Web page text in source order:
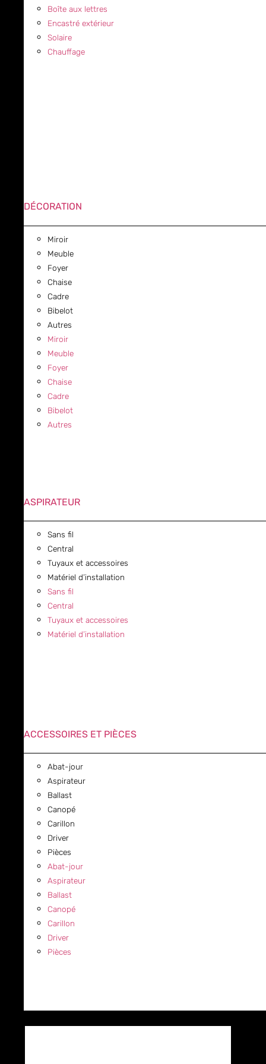
Boîte aux lettres
Encastré extérieur
Solaire
Chauffage
DÉCORATION
Miroir
Meuble
Foyer
Chaise
Cadre
Bibelot
Autres
Miroir
Meuble
Foyer
Chaise
Cadre
Bibelot
Autres
ASPIRATEUR
Sans fil
Central
Tuyaux et accessoires
Matériel d’installation
Sans fil
Central
Tuyaux et accessoires
Matériel d’installation
ACCESSOIRES ET PIÈCES
Abat-jour
Aspirateur
Ballast
Canopé
Carillon
Driver
Pièces
Abat-jour
Aspirateur
Ballast
Canopé
Carillon
Driver
Pièces